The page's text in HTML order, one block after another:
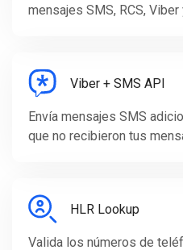
mensajes SMS, RCS, Viber
Viber + SMS API
Envía mensajes SMS
que no recibieron tus
HLR Lookup
Valida los números de